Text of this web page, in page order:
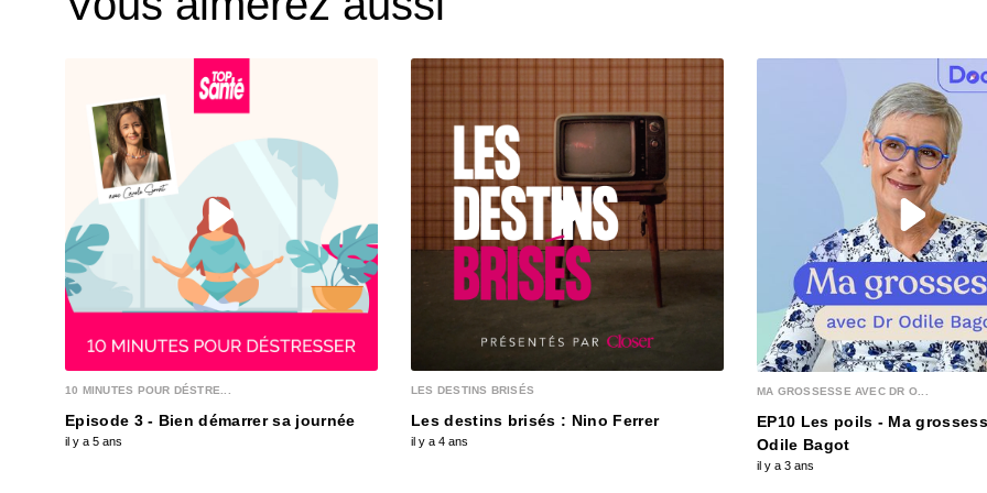
00:29:09
00:17:58
00:25:22
10 MINUTES POUR DÉSTRE...
Episode 3 - Bien démarrer sa journée
il y a 5 ans
LES DESTINS BRISÉS
Les destins brisés : Nino Ferrer
il y a 4 ans
MA GROSSESSE AVEC DR O...
EP10 Les poils - Ma
Odile Bagot
il y a 3 ans